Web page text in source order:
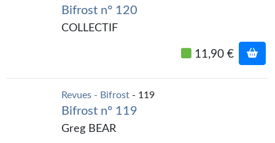
Les critiquesBifrost n° 120
COLLECTIF
11,90 €
Revues - Bifrost - 119
Bifrost n° 119
Greg BEAR